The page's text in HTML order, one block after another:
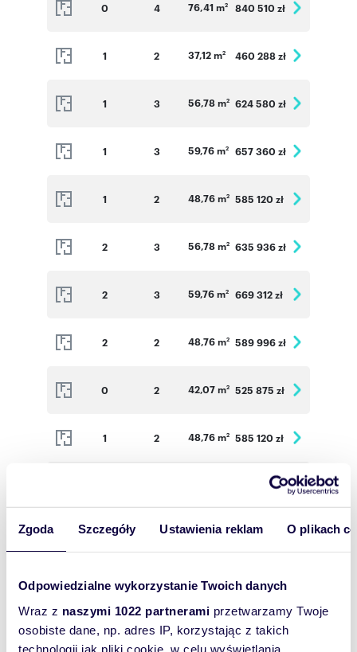
Zgoda Szczegóły Ustawienia reklam O plikach
Odpowiedzialne wykorzystanie Twoich danych
Wraz z naszymi 1022 partnerami przetwarzamy Twoje
osobiste dane, np. adres IP, korzystając z takich
technologii jak pliki cookie, w celu wyświetlania
0 4 76,41 m2 840 510 zł
1 2 37,12 m2 460 288 zł
1 3 56,78 m2 624 580 zł
1 3 59,76 m2 657 360 zł
1 2 48,76 m2 585 120 zł
2 3 56,78 m2 635 936 zł
2 3 59,76 m2 669 312 zł
2 2 48,76 m2 589 996 zł
0 2 42,07 m2 525 875 zł
1 2 48,76 m2 585 120 zł
672 300 zł
1 3 56,80 m2 639 000 zł
1 2 37,31 m 475 703 zł
2 2 48,76 m 2 589 996 zł